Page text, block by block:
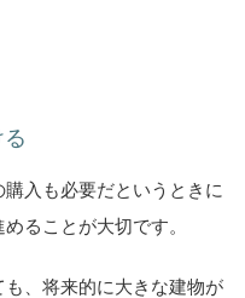
入も必要だというときに
ることが大切です。
、将来的に大きな建物が